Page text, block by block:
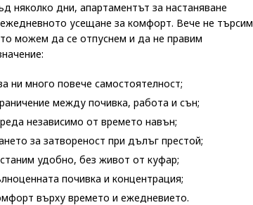
няколко дни, апартаментът за настаняване
усещане за комфорт. Вече не търсим
можем да се отпуснем и да не правим
ни много повече самостоятелност;
между почивка, работа и сън;
независимо от времето навън;
за затвореност при дълъг престой;
удобно, без живот от куфар;
почивка и концентрация;
върху времето и ежедневието.